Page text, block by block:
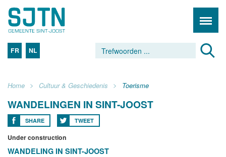
FR NL
Home Cultuur & Geschiedenis Toerisme
WANDELINGEN IN SINT-JOOST
SHARE TWEET
Under construction
WANDELING IN SINT-JOOST